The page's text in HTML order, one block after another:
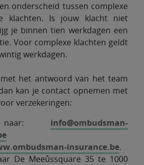
onderscheid tussen complexe
klachten. Is jouw klacht niet
je binnen tien werkdagen een
Voor complexe klachten geldt
werkdagen.
het antwoord van het team
kan je contact opnemen met
verzekeringen:
naar: info@ombudsman-
insurance.be.
De Meeûssquare 35 te 1000